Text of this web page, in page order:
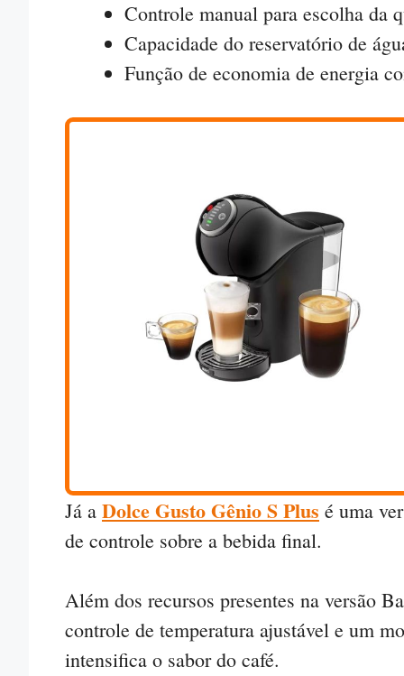
Controle manual para escolha da
Capacidade do reservatório de
Função de economia de energia
Já a Dolce Gusto Gênio S Plus é uma
de controle sobre a bebida final.
Além dos recursos presentes na versão
controle de temperatura ajustável e um
intensifica o sabor do café.